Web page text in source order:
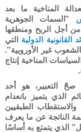
المناخية ما بعد
"السمات الجوهرية
من أجل الربح ومنطقها
القانونية الدولية التي
غير الأوروبية".
المناخية إنتاج
.
صحّ التعبير، هو أحد
الذي يتميز بانعدام
والاستقطاب الطبقيين
الناتجة عن ما يعرف
الذي يتمتع به أساسًا